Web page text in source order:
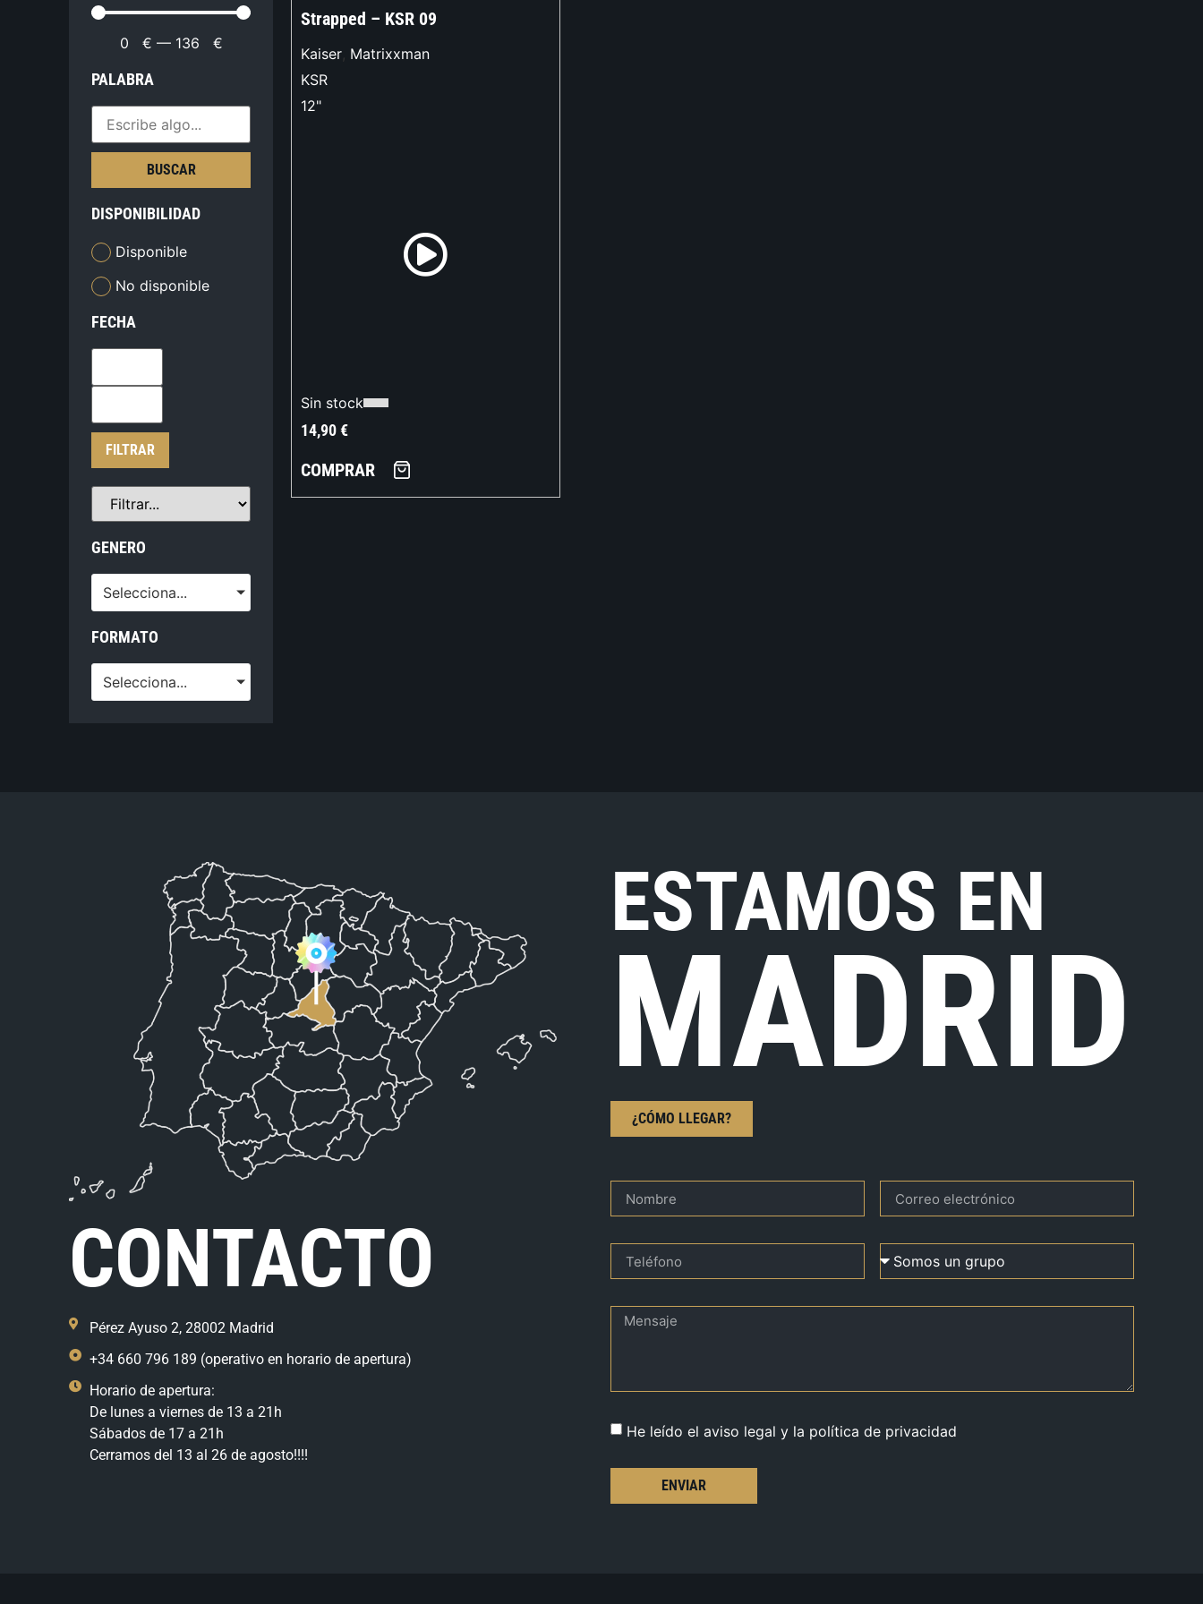
0 € — 136 €
PALABRA
BUSCAR
DISPONIBILIDAD
Disponible
No disponible
FECHA
FILTRAR
GENERO
Selecciona...
FORMATO
Selecciona...
Strapped – KSR 09
Kaiser, Matrixxman
KSR
12"
Sin stock
14,90€
COMPRAR
CONTACTO
Pérez Ayuso 2, 28002 Madrid
+34 660 796 189 (operativo en horario de apertura)
Horario de apertura:
De lunes a viernes de 13 a 21h
Sábados de 17 a 21h
Cerramos del 13 al 26 de agosto!!!!
ESTAMOS EN
MADRID
¿CÓMO LLEGAR?
He leído el aviso legal y la política de privacidad
ENVIAR